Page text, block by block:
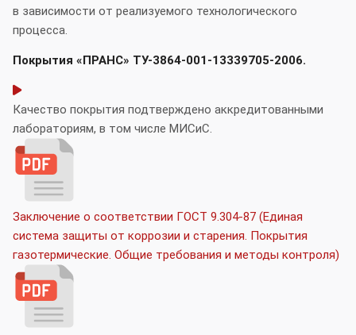
в зависимости от реализуемого технологического
процесса.
Покрытия «ПРАНС» ТУ-3864-001-13339705-2006.
Качество покрытия подтверждено аккредитованными
лабораториям, в том числе МИСиС.
Заключение о соответствии ГОСТ 9.304-87 (Единая
система защиты от коррозии и старения. Покрытия
газотермические. Общие требования и методы контроля)